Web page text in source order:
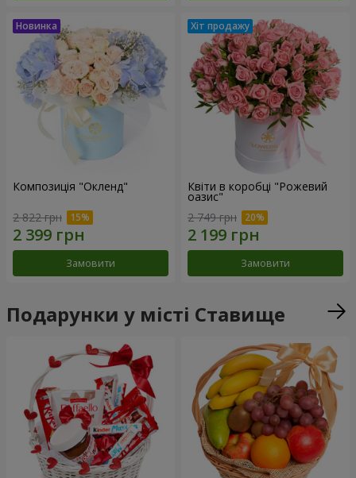
Композиція "Окленд"
2 822 грн
Замовити
Квіти в коробці "Рожевий
оазис"
2 749 грн
Замовити
Подарунки у місті Ставище